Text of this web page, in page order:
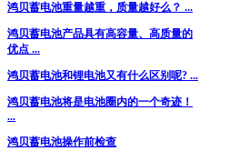
鸿贝蓄电池重量越重，质量越好么？ ...
鸿贝蓄电池产品具有高容量、高质量的
优点 ...
鸿贝蓄电池和锂电池又有什么区别呢? ...
鸿贝蓄电池将是电池圈内的一个奇迹！
...
鸿贝蓄电池操作前检查